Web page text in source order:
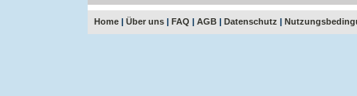
Home | Über uns | FAQ | AGB | Datenschutz |